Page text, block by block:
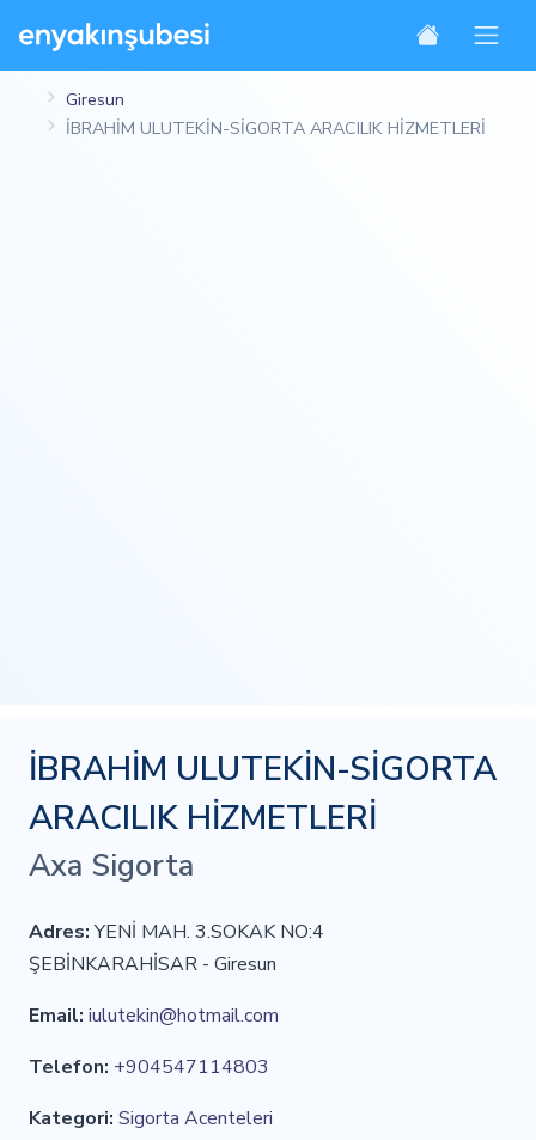
Giresun
İBRAHİM ULUTEKİN-SİGORTA ARACILIK HİZMETLERİ
İBRAHİM ULUTEKİN-SİGORTA
ARACILIK HİZMETLERİ
Axa Sigorta
Adres:YENİ MAH. 3.SOKAK NO:4
ŞEBİNKARAHİSAR - Giresun
Email: iulutekin@hotmail.com
Telefon: +904547114803
Kategori: Sigorta Acenteleri